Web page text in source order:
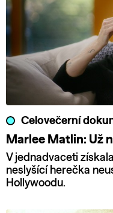
Celovečerní
Marlee Matlin: Už
V jednadvaceti
neslyšící herečka
Hollywoodu.